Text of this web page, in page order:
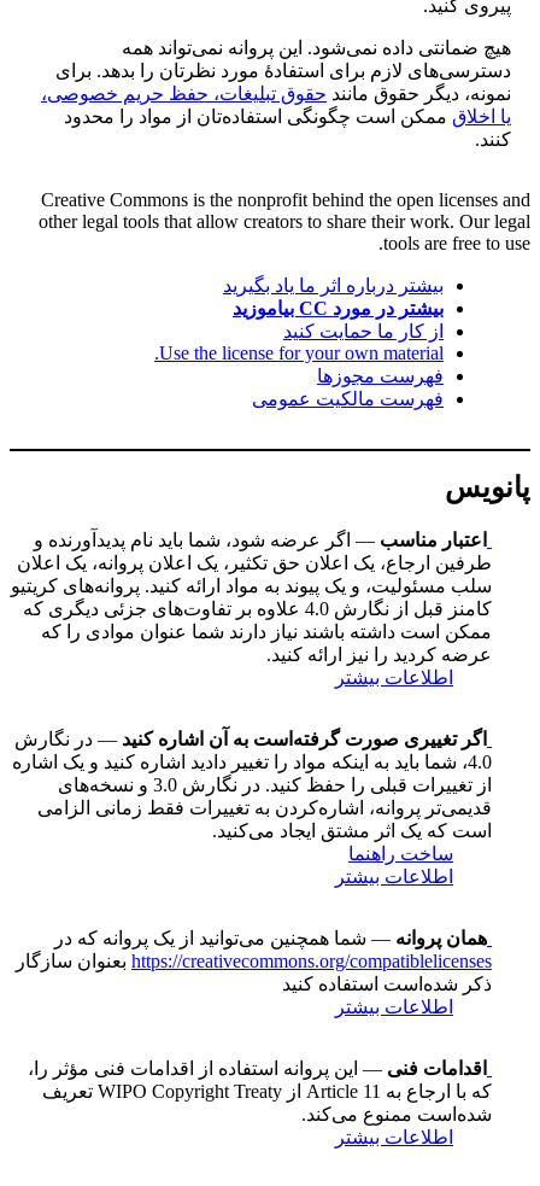
پیروی کنید.
هیچ ضمانتی داده نمی‌شود. این پروانه نمی‌تواند همه
دسترسی‌های لازم برای استفادهٔ مورد نظرتان را بدهد. برای
نمونه، دیگر حقوق مانند حقوق تبلیغات، حفظ حریم خصوصی،
یا اخلاق ممکن است چگونگی استفاده‌تان از مواد را محدود
کنند.
Creative Commons is the nonprofit behind the open licenses and
other legal tools that allow creators to share their work. Our legal
tools are free to use.
بیشتر درباره اثر ما یاد بگیرید
بیشتر در مورد CC بیاموزید
از کار ما حمایت کنید
Use the license for your own material.
فهرست مجوزها
فهرست مالکیت عمومی
پانویس
اعتبار مناسب — اگر عرضه شود، شما باید نام پدیدآورنده و
طرفین ارجاع، یک اعلان حق تکثیر، یک اعلان پروانه، یک اعلان
سلب مسئولیت، و یک پیوند به مواد ارائه کنید. پروانه‌های کریتیو
کامنز قبل از نگارش 4.0 علاوه بر تفاوت‌های جزئی دیگری که
ممکن است داشته باشند نیاز دارند شما عنوان موادی را که
عرضه کردید را نیز ارائه کنید.
اطلاعات بیشتر
اگر تغییری صورت گرفته‌است به آن اشاره کنید — در نگارش
4.0، شما باید به اینکه مواد را تغییر دادید اشاره کنید و یک اشاره
از تغییرات قبلی را حفظ کنید. در نگارش 3.0 و نسخه‌های
قدیمی‌تر پروانه، اشاره‌کردن به تغییرات فقط زمانی الزامی
است که یک اثر مشتق ایجاد می‌کنید.
ساخت راهنما
اطلاعات بیشتر
همان پروانه — شما همچنین می‌توانید از یک پروانه که در
https://creativecommons.org/compatiblelicenses بعنوان سازگار
ذکر شده‌است استفاده کنید
اطلاعات بیشتر
اقدامات فنی — این پروانه استفاده از اقدامات فنی مؤثر را،
که با ارجاع به Article 11 از WIPO Copyright Treaty تعریف
شده‌است ممنوع می‌کند.
اطلاعات بیشتر